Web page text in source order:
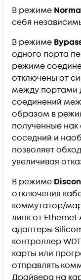
В режиме
себя
В режиме
одного порта
режиме
отключены от
между портами
соединений
образом в
полученные
соседний и
позволяет
увеличивая
В режиме
отключения
коммутатор/
линк от
адаптеры
контроллер
карты или
отправлять
Драйвера на